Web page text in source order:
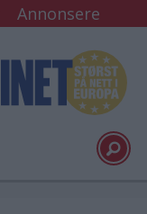
Annonsere